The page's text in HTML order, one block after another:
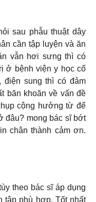
sau phẫu thuật dây
cần tập luyện và ăn
vẫn hơi sưng thì có
ở bệnh viện y học cổ
điện sung thì có đảm
băn khoăn về vấn đề
cộng hưởng từ để
đâu? mong bác sĩ bớt
chân thành cảm ơn.
theo bác sĩ áp dụng
tập phù hợp. Tốt nhất